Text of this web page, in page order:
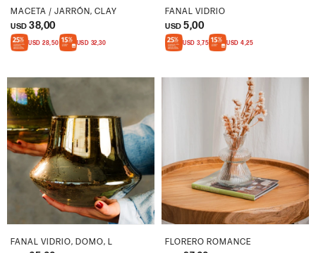
MACETA / JARRÓN, CLAY
USD 38,00
USD 28,50 USD 32,30
FANAL VIDRIO
USD 5,00
USD 3,75 USD 4,25
FANAL VIDRIO, DOMO, L FLORERO ROMANCE